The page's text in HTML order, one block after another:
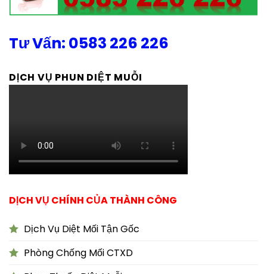
Tư Vấn: 0583 226 226
DỊCH VỤ PHUN DIỆT MUỖI
DỊCH VỤ CHÍNH CỦA THÀNH CÔNG
Dịch Vụ Diệt Mối Tận Gốc
Phòng Chống Mối CTXD